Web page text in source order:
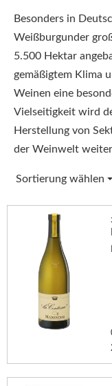
Besonders in
Weißburgunder
5.500 Hektar
gemäßigtem Klima
Weinen eine
Vielseitigkeit wird
Herstellung von
der Weinwelt
Sortierung wählen